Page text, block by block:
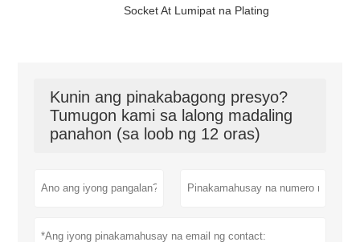
Socket At Lumipat na Plating
Kunin ang pinakabagong presyo?
Tumugon kami sa lalong madaling
panahon (sa loob ng 12 oras)